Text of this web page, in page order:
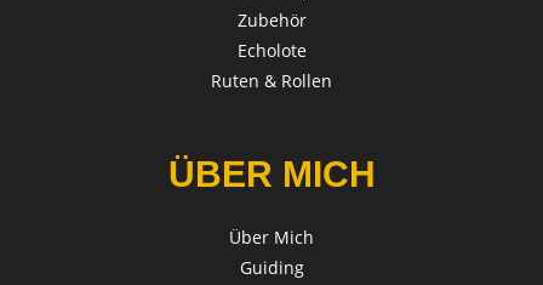
Zubehör
Echolote
Ruten & Rollen
ÜBER MICH
Über Mich
Guiding